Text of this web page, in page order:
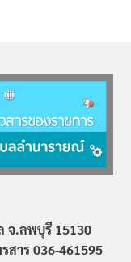
จ.ลพบุรี 15130
สาร 036-461595